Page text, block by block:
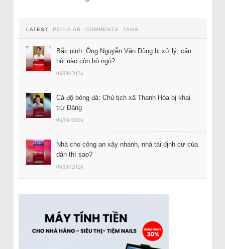
LATEST POPULAR COMMENTS TAGS
Bắc ninh: Ông Nguyễn Văn Dũng bị xử lý, câu
hỏi nào còn bỏ ngỏ?
08/08/2026
Cá độ bóng đá: Chủ tịch xã Thanh Hóa bị khai
trừ Đảng
08/08/2026
Nhà cho công an xây nhanh, nhà tái định cư của
dân thì sao?
08/08/2026